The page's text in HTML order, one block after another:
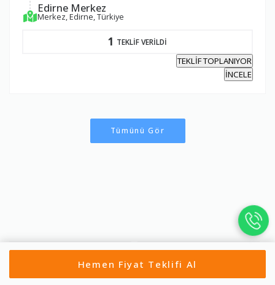
Edirne Merkez
Merkez, Edirne, Türkiye
1 TEKLİF VERİLDİ
TEKLİF TOPLANIYOR
İNCELE
Tümünü Gör
Hemen Fiyat Teklifi Al